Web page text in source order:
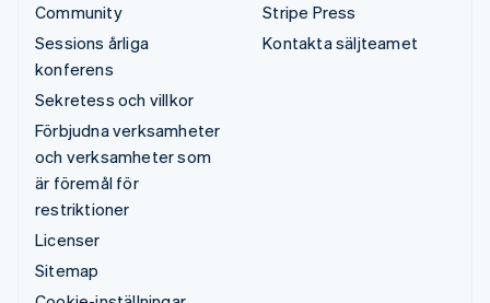
Community
Sessions årliga
konferens
Sekretess och villkor
Förbjudna verksamheter
och verksamheter som
är föremål för
restriktioner
Licenser
Sitemap
Stripe Press
Kontakta säljteamet